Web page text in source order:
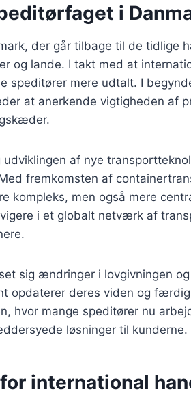
i
der går tilbage til de tidlige
og lande. I takt med at
speditører mere udtalt. I
at anerkende vigtigheden af
af nye
fremkomsten af
kompleks, men også mere
i et globalt netværk af
sig ændringer i lovgivningen
opdaterer deres viden og
hvor mange speditører nu
løsninger til kunderne.
international